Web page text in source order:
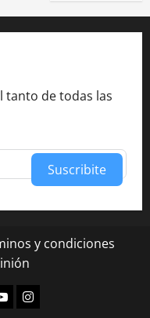
tanto de todas las
Suscribite
y condiciones
Instagram